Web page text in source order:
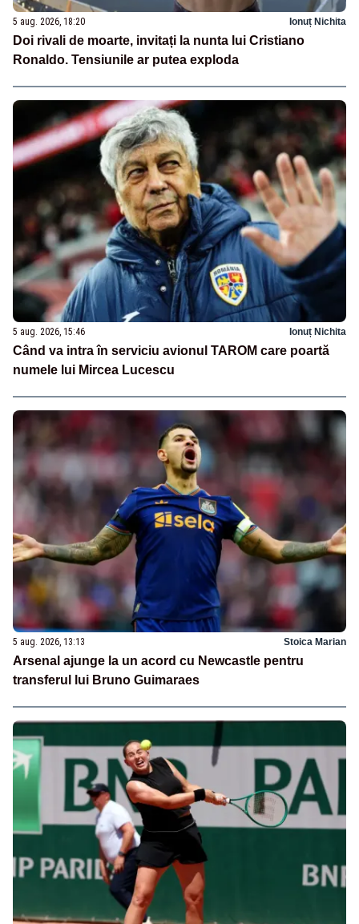
5 aug. 2026, 18:20 Ionuț Nichita
Doi rivali de moarte, invitați la nunta lui Cristiano
Ronaldo. Tensiunile ar putea exploda
5 aug. 2026, 15:46 Ionuț Nichita
Când va intra în serviciu avionul TAROM care poartă
numele lui Mircea Lucescu
5 aug. 2026, 13:13 Stoica Marian
Arsenal ajunge la un acord cu Newcastle pentru
transferul lui Bruno Guimaraes